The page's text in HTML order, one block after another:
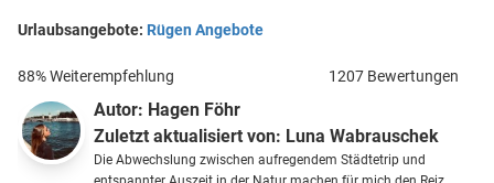
Urlaubsangebote: Rügen Angebote
88% Weiterempfehlung 1207 Bewertungen
Autor: Hagen Föhr
Zuletzt aktualisiert von: Luna Wabrauschek
Die Abwechslung zwischen aufregendem Städtetrip und